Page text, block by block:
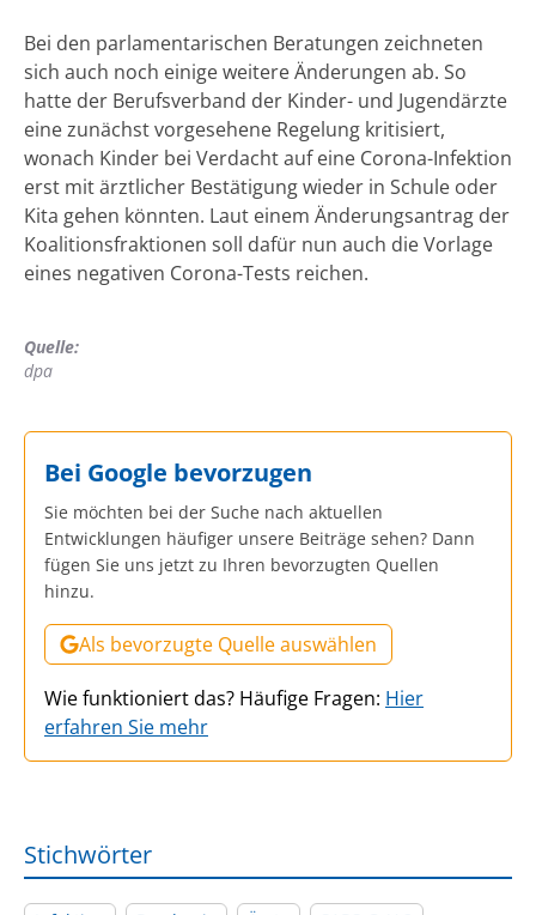
Bei den parlamentarischen Beratungen zeichneten
sich auch noch einige weitere Änderungen ab. So
hatte der Berufsverband der Kinder- und Jugendärzte
eine zunächst vorgesehene Regelung kritisiert,
wonach Kinder bei Verdacht auf eine Corona-Infektion
erst mit ärztlicher Bestätigung wieder in Schule oder
Kita gehen könnten. Laut einem Änderungsantrag der
Koalitionsfraktionen soll dafür nun auch die Vorlage
eines negativen Corona-Tests reichen.
Quelle:
dpa
Bei Google bevorzugen
Sie möchten bei der Suche nach aktuellen
Entwicklungen häufiger unsere Beiträge sehen? Dann
fügen Sie uns jetzt zu Ihren bevorzugten Quellen
hinzu.
Als bevorzugte Quelle auswählen
Wie funktioniert das? Häufige Fragen: Hier
erfahren Sie mehr
Stichwörter